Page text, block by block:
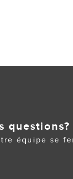
questions?
équipe se